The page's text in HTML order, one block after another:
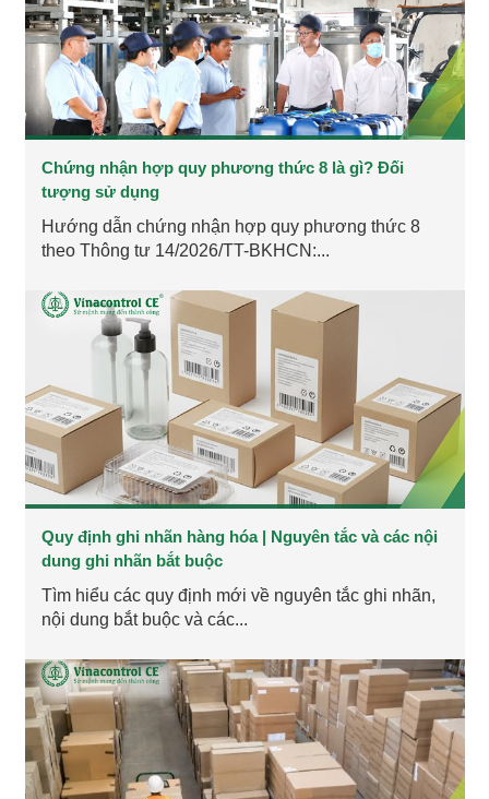
Chứng nhận hợp quy phương thức 8 là gì? Đối
tượng sử dụng
Hướng dẫn chứng nhận hợp quy phương thức 8
theo Thông tư 14/2026/TT-BKHCN:...
Quy định ghi nhãn hàng hóa | Nguyên tắc và các nội
dung ghi nhãn bắt buộc
Tìm hiểu các quy định mới về nguyên tắc ghi nhãn,
nội dung bắt buộc và các...